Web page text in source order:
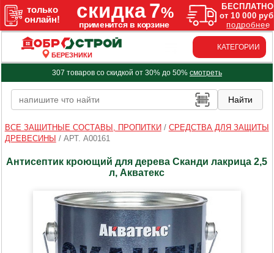
БЕРЕЗНИКИ
КАТЕГОРИИ
307 товаров со скидкой от 30% до 50% смотреть
ВСЕ ЗАЩИТНЫЕ СОСТАВЫ, ПРОПИТКИ / СРЕДСТВА ДЛЯ ЗАЩИТЫ
ДРЕВЕСИНЫ / АРТ. A00161
Антисептик кроющий для дерева Сканди лакрица 2,5
л, Акватекс